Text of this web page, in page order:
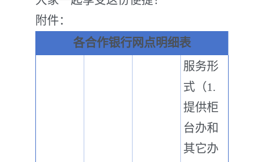
附件：
各合作银行网点明细表
服务形
式（1.
提供柜
台办和
其它办